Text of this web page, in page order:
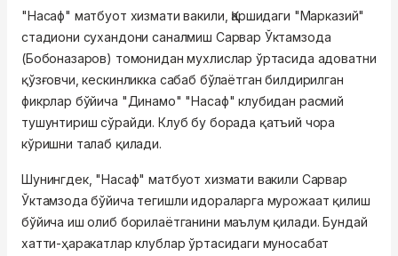
"Насаф" матбуот хизмати вакили, Қаршидаги "Марказий"
стадиони сухандони саналмиш Сарвар Ўктамзода
(Бобоназаров) томонидан мухлислар ўртасида адоватни
қўзғовчи, кескинликка сабаб бўлаётган билдирилган
фикрлар бўйича "Динамо" "Насаф" клубидан расмий
тушунтириш сўрайди. Клуб бу борада қатъий чора
кўришни талаб қилади.
Шунингдек, "Насаф" матбуот хизмати вакили Сарвар
Ўктамзода бўйича тегишли идораларга мурожаат қилиш
бўйича иш олиб борилаётганини маълум қилади. Бундай
хатти-ҳаракатлар клублар ўртасидаги муносабат